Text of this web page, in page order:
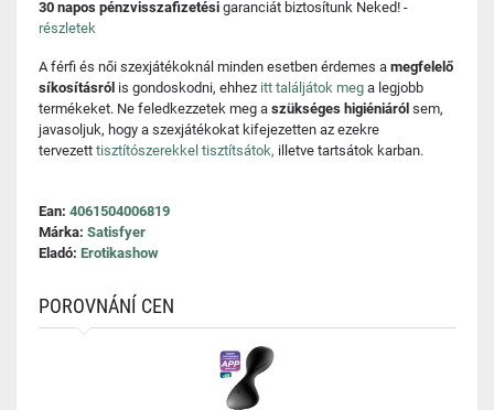
30 napos pénzvisszafizetési garanciát biztosítunk Neked! -
részletek
A férfi és női szexjátékoknál minden esetben érdemes a megfelelő
síkosításról is gondoskodni, ehhez itt találjátok meg a legjobb
termékeket. Ne feledkezzetek meg a szükséges higiéniáról sem,
javasoljuk, hogy a szexjátékokat kifejezetten az ezekre
tervezett tisztítószerekkel tisztítsátok, illetve tartsátok karban.
Ean: 4061504006819
Márka: Satisfyer
Eladó: Erotikashow
POROVNÁNÍ CEN